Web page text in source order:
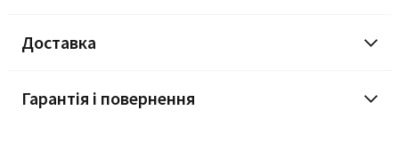
Доставка
Гарантія і повернення